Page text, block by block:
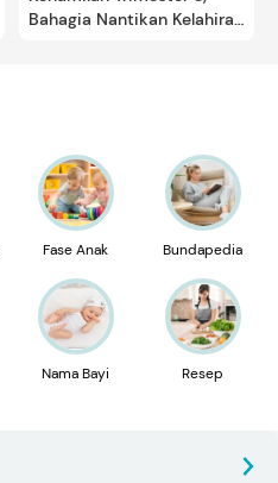
Bahagia Nantikan Kelahiran
Fase Anak Bundapedia
Nama Bayi Resep